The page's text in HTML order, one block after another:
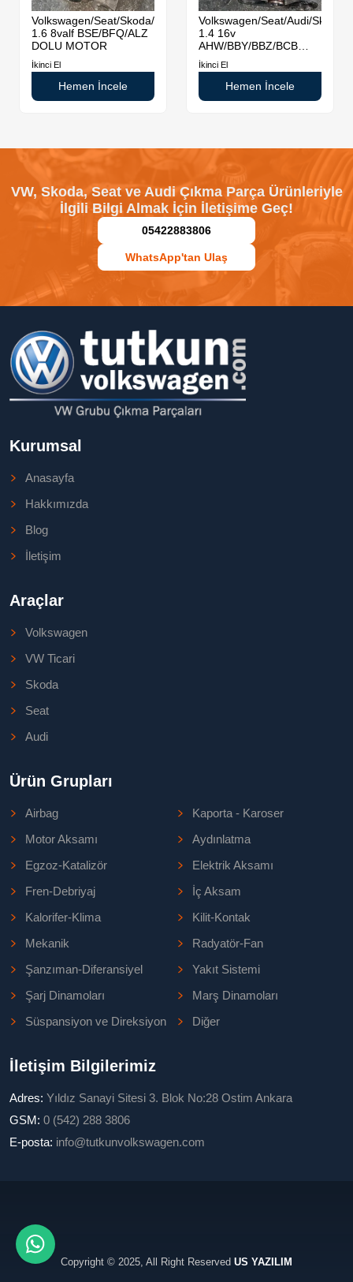
Volkswagen/Seat/Skoda/Audi
1.6 8valf BSE/BFQ/ALZ
DOLU MOTOR
İkinci El
Hemen İncele
Volkswagen/Seat/Audi/Skoda
1.4 16v
AHW/BBY/BBZ/BCB
DOLU MOTOR
İkinci El
Hemen İncele
VW, Skoda, Seat ve Audi Çıkma Parça Ürünleriyle
İlgili Bilgi Almak İçin İletişime Geç!
05422883806
WhatsApp'tan Ulaş
Kurumsal
Anasayfa
Hakkımızda
Blog
İletişim
Araçlar
Volkswagen
VW Ticari
Skoda
Seat
Audi
Ürün Grupları
Airbag
Kaporta - Karoser
Motor Aksamı
Aydınlatma
Egzoz-Katalizör
Elektrik Aksamı
Fren-Debriyaj
İç Aksam
Kalorifer-Klima
Kilit-Kontak
Mekanik
Radyatör-Fan
Şanzıman-Diferansiyel
Yakıt Sistemi
Şarj Dinamoları
Marş Dinamoları
Süspansiyon ve Direksiyon
Diğer
İletişim Bilgilerimiz
Adres: Yıldız Sanayi Sitesi 3. Blok No:28 Ostim Ankara
GSM: 0 (542) 288 3806
E-posta: info@tutkunvolkswagen.com
Copyright © 2025, All Right Reserved US YAZILIM